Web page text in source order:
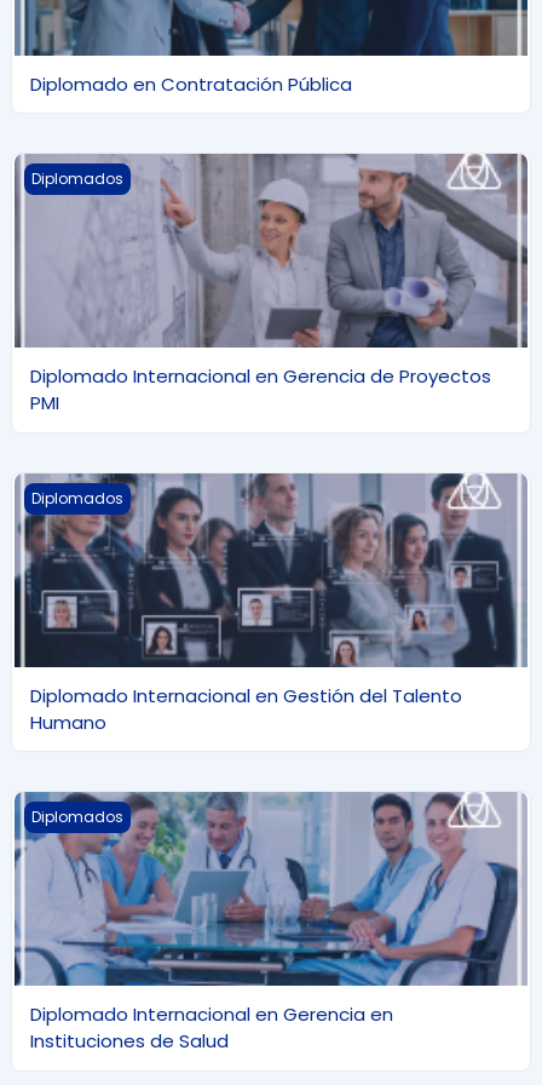
Diplomado en Contratación Pública
Diplomado Internacional en Gerencia de Proyectos PMI
Diplomados
Diplomado Internacional en Gerencia de Proyectos
PMI
Diplomado Internacional en Gestión del Talento Humano
Diplomados
Diplomado Internacional en Gestión del Talento
Humano
Diplomado Internacional en Gerencia en Instituciones de
Diplomados
Diplomado Internacional en Gerencia en
Instituciones de Salud